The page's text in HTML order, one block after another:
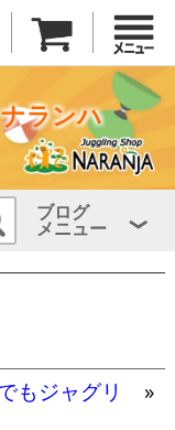
ランハ
ブログ
メニュー
もジャグリ
»